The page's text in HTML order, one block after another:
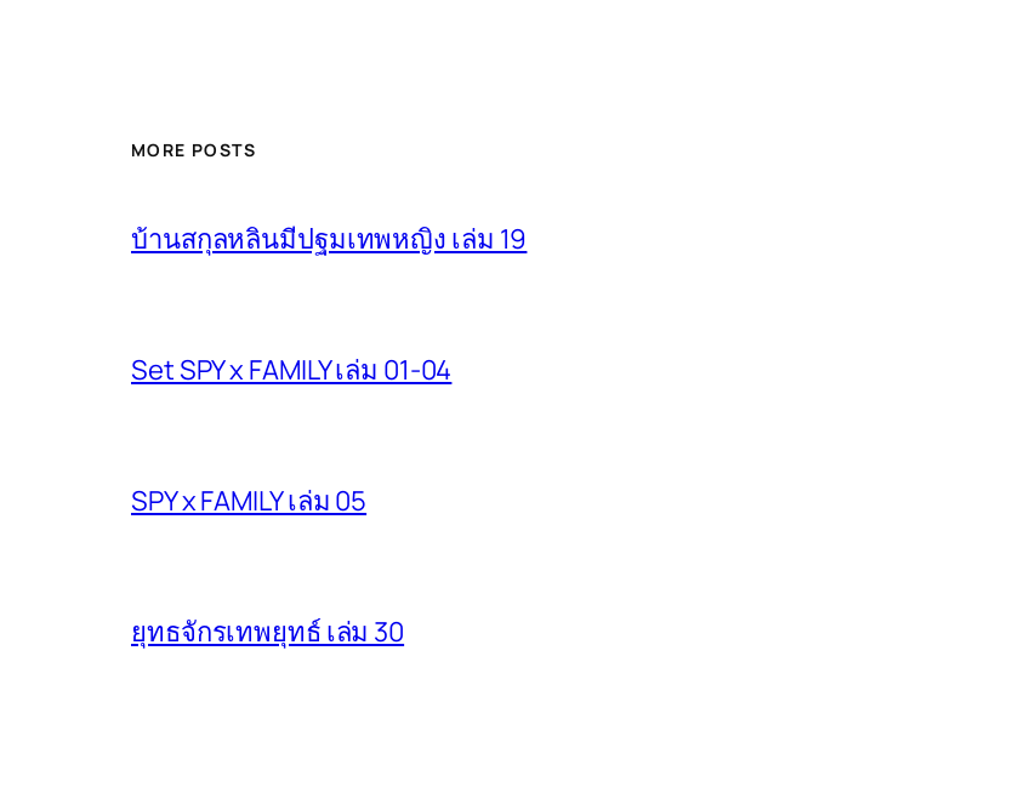
MORE POSTS
บ้านสกุลหลินมีปฐมเทพหญิง เล่ม 19
Set SPY x FAMILY เล่ม 01-04
SPY x FAMILY เล่ม 05
ยุทธจักรเทพยุทธ์ เล่ม 30